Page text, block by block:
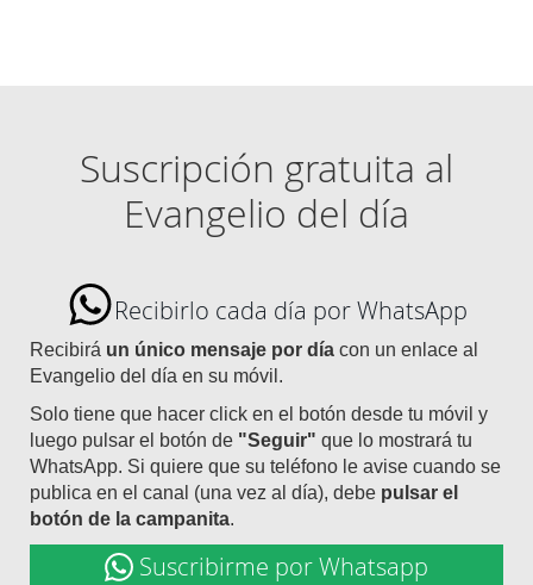
Suscripción gratuita al
Evangelio del día
Recibirlo cada día por WhatsApp
Recibirá un único mensaje por día con un enlace al
Evangelio del día en su móvil.
Solo tiene que hacer click en el botón desde tu móvil y
luego pulsar el botón de "Seguir" que lo mostrará tu
WhatsApp. Si quiere que su teléfono le avise cuando se
publica en el canal (una vez al día), debe pulsar el
botón de la campanita.
Suscribirme por Whatsapp